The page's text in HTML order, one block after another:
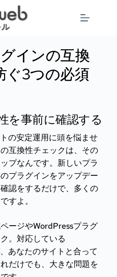
インの互換
ぐ3つの必須
を事前に確認する
の安定運用に頭を悩ませ
互換性チェックは、その
プなんです。新しいプラ
プラグインをアップデー
認をするだけで、多くの
すよ。
ージやWordPressプラグ
。対応している
あなたのサイトと合って
だけでも、大きな問題を